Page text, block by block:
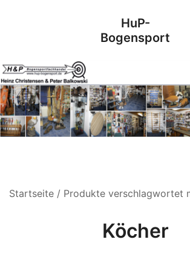
HuP-
Bogensport
Startseite / Produkte verschlagwortet
Köcher